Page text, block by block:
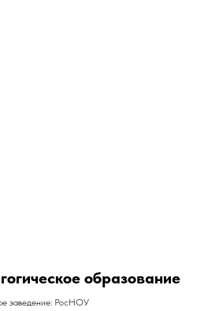
образование
заведение: РосНОУ